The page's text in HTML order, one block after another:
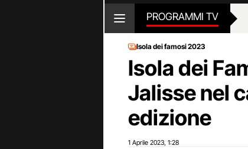
PROGRAMMI TV
Isola dei famosi 2023
Isola dei
Jalisse nel
edizione
1 Aprile 2023 1:28